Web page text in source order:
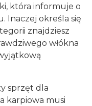
która informuje o
Inaczej określa się
znajdziesz
włókna
sprzęt dla
karpiowa musi